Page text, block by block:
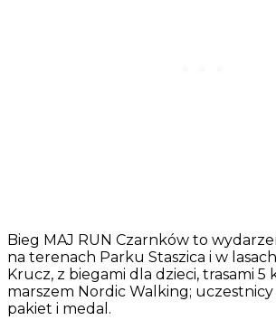
Bieg MAJ RUN Czarnków to
na terenach Parku Staszica i w
Krucz, z biegami dla dzieci, trasami 5
marszem Nordic Walking;
pakiet i medal.